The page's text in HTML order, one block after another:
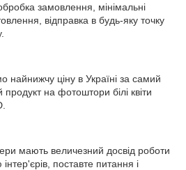
замовлення, мінімальні
відправка в будь-яку точку
найнижчу ціну в Україні за самий
продукт на фотоштори білі квіти
мають величезний досвід роботи
поставте питання і